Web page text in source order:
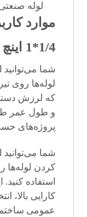
لوله
موارد
1/4*1 اینچ M10 در صنعت
شما
لوله‌ها روی
که لرزش
و طول عمر
پروژه‌های
شما می‌توانید
کردن لوله‌ها
استفاده
کارایی بالا،
عمومی